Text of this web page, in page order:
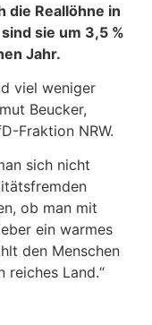
die Reallöhne in
sie um 3,5 %
Jahr.
viel weniger
Beucker,
Fraktion NRW.
sich nicht
ob man mit
ein warmes
den Menschen
reiches Land.“